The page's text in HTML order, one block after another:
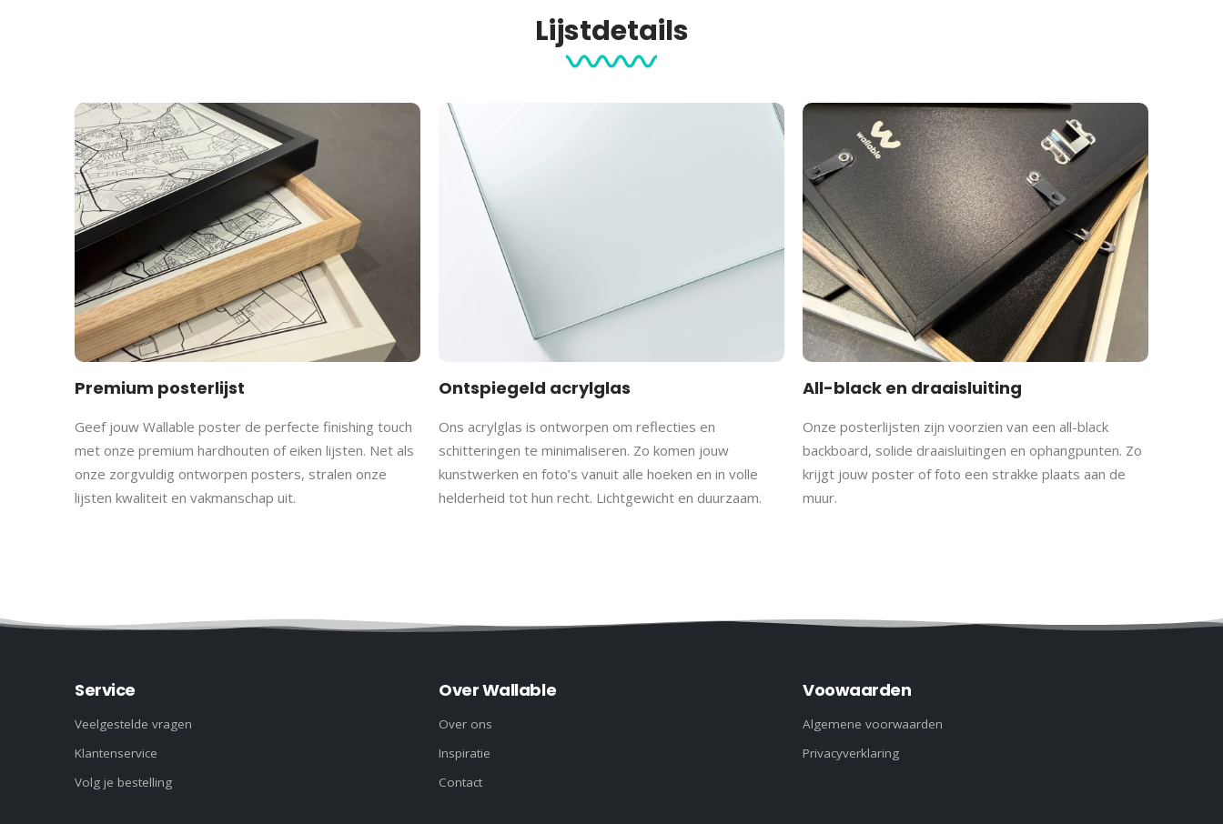
Lijstdetails
Premium posterlijst
Geef jouw Wallable poster de perfecte finishing touch
met onze premium hardhouten of eiken lijsten. Net als
onze zorgvuldig ontworpen posters, stralen onze
lijsten kwaliteit en vakmanschap uit.
Ontspiegeld acrylglas
Ons acrylglas is ontworpen om reflecties en
schitteringen te minimaliseren. Zo komen jouw
kunstwerken en foto’s vanuit alle hoeken en in volle
helderheid tot hun recht. Lichtgewicht en duurzaam.
All-black en draaisluiting
Onze posterlijsten zijn voorzien van een all-black
backboard, solide draaisluitingen en ophangpunten. Zo
krijgt jouw poster of foto een strakke plaats aan de
muur.
Service
Veelgestelde vragen
Klantenservice
Volg je bestelling
Over Wallable
Over ons
Inspiratie
Contact
Voowaarden
Algemene voorwaarden
Privacyverklaring